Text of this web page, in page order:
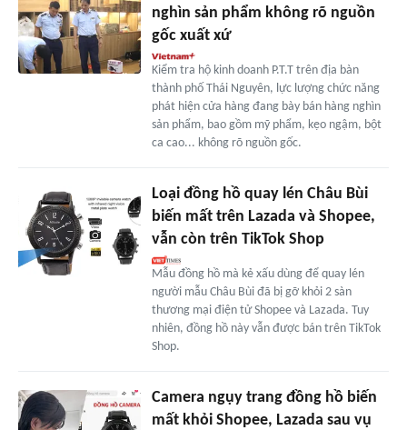
nghìn sản phẩm không rõ nguồn
gốc xuất xứ
Kiểm tra hộ kinh doanh P.T.T trên địa bàn
thành phố Thái Nguyên, lực lượng chức năng
phát hiện cửa hàng đang bày bán hàng nghìn
sản phẩm, bao gồm mỹ phẩm, kẹo ngậm, bột
ca cao... không rõ nguồn gốc.
Loại đồng hồ quay lén Châu Bùi
biến mất trên Lazada và Shopee,
vẫn còn trên TikTok Shop
Mẫu đồng hồ mà kẻ xấu dùng để quay lén
người mẫu Châu Bùi đã bị gỡ khỏi 2 sàn
thương mại điện tử Shopee và Lazada. Tuy
nhiên, đồng hồ này vẫn được bán trên TikTok
Shop.
Camera ngụy trang đồng hồ biến
mất khỏi Shopee, Lazada sau vụ